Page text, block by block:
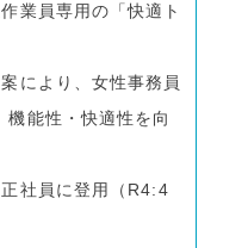
業員専用の「快適ト
により、女性事務員
機能性・快適性を向
社員に登用（R4:4